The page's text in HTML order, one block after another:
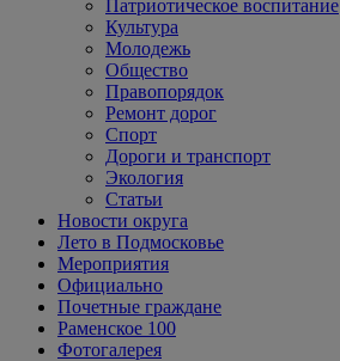
Патриотическое воспитание
Культура
Молодежь
Общество
Правопорядок
Ремонт дорог
Спорт
Дороги и транспорт
Экология
Статьи
Новости округа
Лето в Подмосковье
Мероприятия
Официально
Почетные граждане
Раменское 100
Фотогалерея